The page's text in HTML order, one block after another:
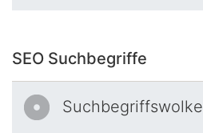
SEO Suchbegriffe
Suchbegriffswolke